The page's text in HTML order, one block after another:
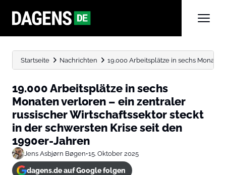
Startseite Nachrichten 19.000 Arbeitsplätze in sechs
19.000 Arbeitsplätze in sechs
Monaten verloren – ein zentraler
russischer Wirtschaftssektor steckt
in der schwersten Krise seit den
1990er-Jahren
Jens Asbjørn Bøgen•15. Oktober 2025
dagens.de auf Google folgen